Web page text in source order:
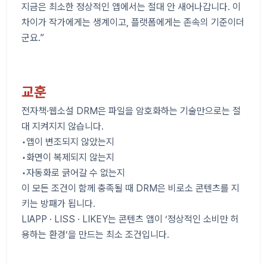
지금은 최소한 정상적인 앱에서는 절대 안 새어나갑니다. 이
차이가 작가에게는 생계이고, 플랫폼에게는 존속의 기준이더
군요.”
교훈
전자책·웹소설 DRM은 파일을 암호화하는 기술만으로는 절
대 지켜지지 않습니다.
•앱이 변조되지 않았는지
•화면이 복제되지 않는지
•자동화로 긁어갈 수 없는지
이 모든 조건이 함께 충족될 때 DRM은 비로소 콘텐츠를 지
키는 방패가 됩니다.
LIAPP · LISS · LIKEY는 콘텐츠 앱이 ‘정상적인 소비만 허
용하는 환경’을 만드는 최소 조건입니다.